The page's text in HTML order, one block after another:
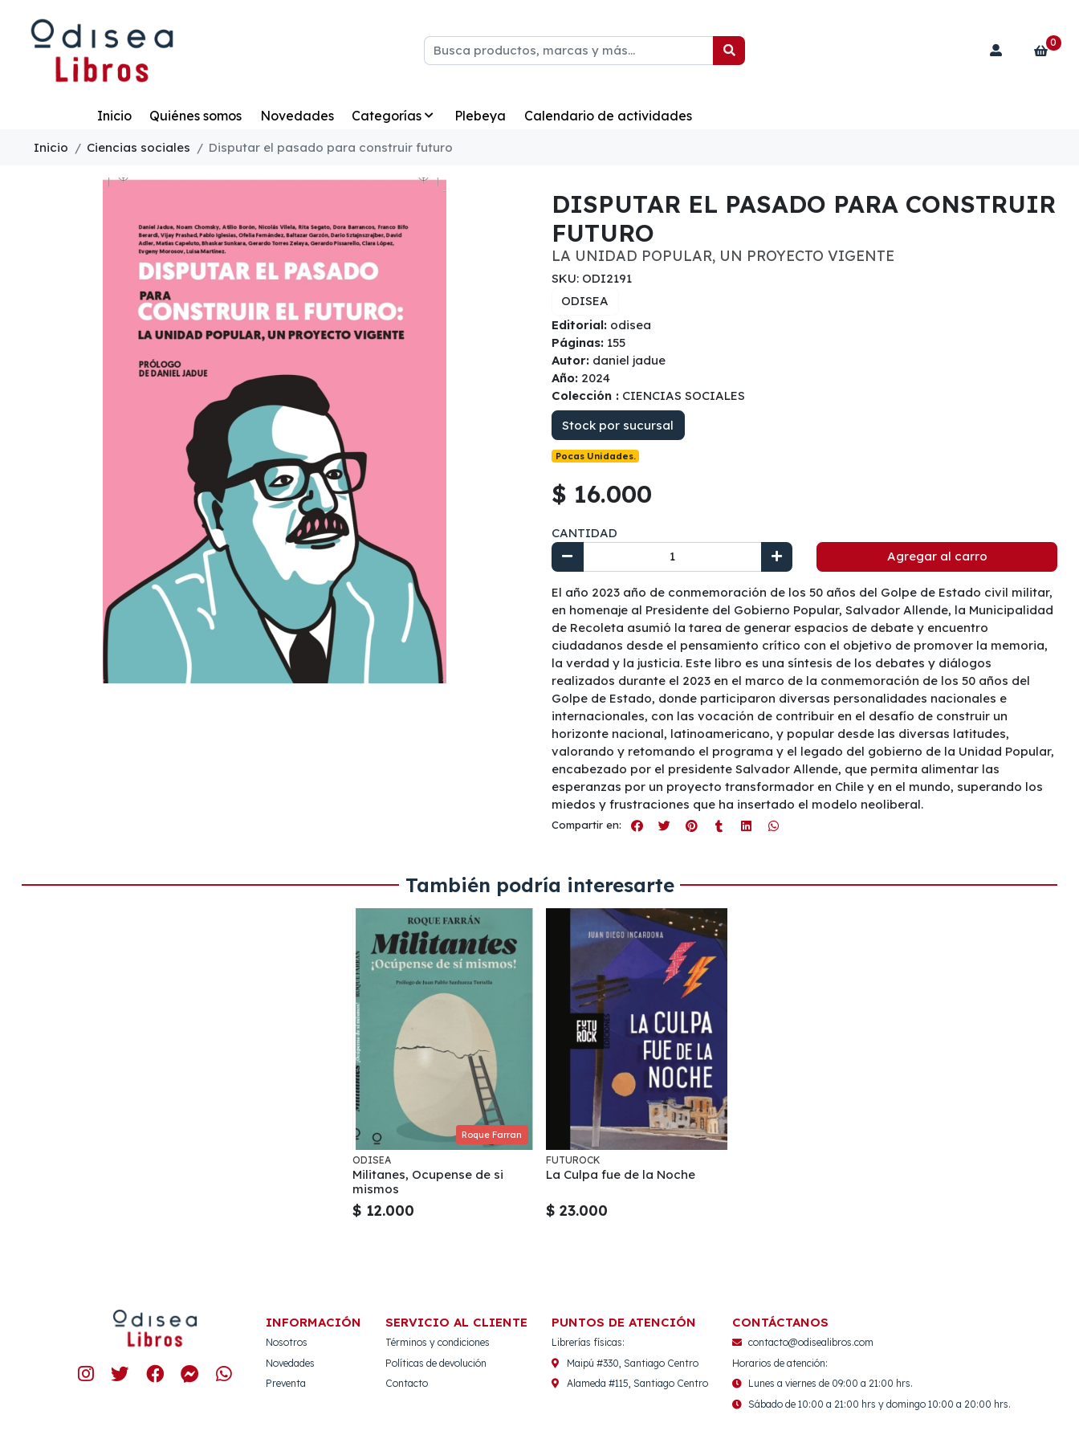
0
Inicio Quiénes somos Novedades Categorías Plebeya Calendario de actividades
Inicio Ciencias sociales Disputar el pasado para construir futuro
DISPUTAR EL PASADO PARA CONSTRUIR
FUTURO
LA UNIDAD POPULAR, UN PROYECTO VIGENTE
SKU: ODI2191
ODISEA
Editorial: odisea
Páginas: 155
Autor: daniel jadue
Año: 2024
Colección : CIENCIAS SOCIALES
Stock por sucursal
Pocas Unidades.
$ 16.000
CANTIDAD
Agregar al carro
El año 2023 año de conmemoración de los 50 años del Golpe de Estado civil militar,
en homenaje al Presidente del Gobierno Popular, Salvador Allende, la Municipalidad
de Recoleta asumió la tarea de generar espacios de debate y encuentro
ciudadanos desde el pensamiento crítico con el objetivo de promover la memoria,
la verdad y la justicia. Este libro es una síntesis de los debates y diálogos
realizados durante el 2023 en el marco de la conmemoración de los 50 años del
Golpe de Estado, donde participaron diversas personalidades nacionales e
internacionales, con las vocación de contribuir en el desafío de construir un
horizonte nacional, latinoamericano, y popular desde las diversas latitudes,
valorando y retomando el programa y el legado del gobierno de la Unidad Popular,
encabezado por el presidente Salvador Allende, que permita alimentar las
esperanzas por un proyecto transformador en Chile y en el mundo, superando los
miedos y frustraciones que ha insertado el modelo neoliberal.
Compartir en:
También podría interesarte
Roque Farran
ODISEA
Militanes, Ocupense de si
mismos
$ 12.000
FUTUROCK
La Culpa fue de la Noche
$ 23.000
INFORMACIÓN
Nosotros
Novedades
Preventa
SERVICIO AL CLIENTE
Términos y condiciones
Políticas de devolución
Contacto
PUNTOS DE ATENCIÓN
Librerías físicas:
Maipú #330, Santiago Centro
Alameda #115, Santiago Centro
CONTÁCTANOS
contacto@odisealibros.com
Horarios de atención:
Lunes a viernes de 09:00 a 21:00 hrs.
Sábado de 10:00 a 21:00 hrs y domingo 10:00 a 20:00 hrs.